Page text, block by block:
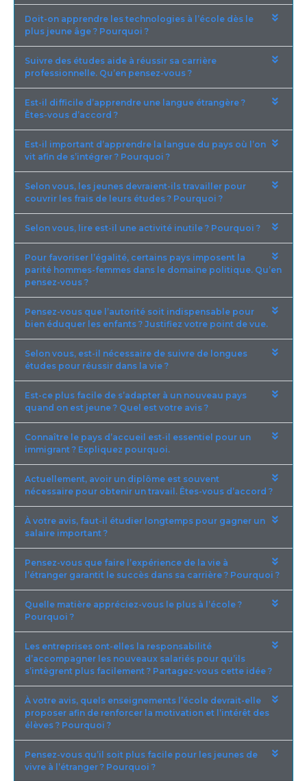
Doit-on apprendre les technologies à l’école dès le
plus jeune âge ? Pourquoi ?
Suivre des études aide à réussir sa carrière
professionnelle. Qu’en pensez-vous ?
Est-il difficile d’apprendre une langue étrangère ?
Êtes-vous d’accord ?
Est-il important d’apprendre la langue du pays où l’on
vit afin de s’intégrer ? Pourquoi ?
Selon vous, les jeunes devraient-ils travailler pour
couvrir les frais de leurs études ? Pourquoi ?
Selon vous, lire est-il une activité inutile ? Pourquoi ?
Pour favoriser l’égalité, certains pays imposent la
parité hommes-femmes dans le domaine politique. Qu’en
pensez-vous ?
Pensez-vous que l’autorité soit indispensable pour
bien éduquer les enfants ? Justifiez votre point de vue.
Selon vous, est-il nécessaire de suivre de longues
études pour réussir dans la vie ?
Est-ce plus facile de s’adapter à un nouveau pays
quand on est jeune ? Quel est votre avis ?
Connaître le pays d’accueil est-il essentiel pour un
immigrant ? Expliquez pourquoi.
Actuellement, avoir un diplôme est souvent
nécessaire pour obtenir un travail. Êtes-vous d’accord ?
À votre avis, faut-il étudier longtemps pour gagner un
salaire important ?
Pensez-vous que faire l’expérience de la vie à
l’étranger garantit le succès dans sa carrière ? Pourquoi ?
Quelle matière appréciez-vous le plus à l’école ?
Pourquoi ?
Les entreprises ont-elles la responsabilité
d’accompagner les nouveaux salariés pour qu’ils
s’intègrent plus facilement ? Partagez-vous cette idée ?
À votre avis, quels enseignements l’école devrait-elle
proposer afin de renforcer la motivation et l’intérêt des
élèves ? Pourquoi ?
Pensez-vous qu’il soit plus facile pour les jeunes de
vivre à l’étranger ? Pourquoi ?